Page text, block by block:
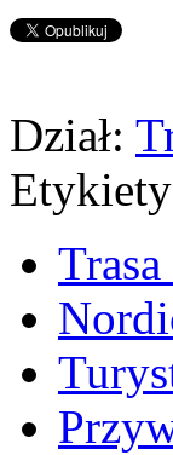
Dział:
Etykiety
Trasa